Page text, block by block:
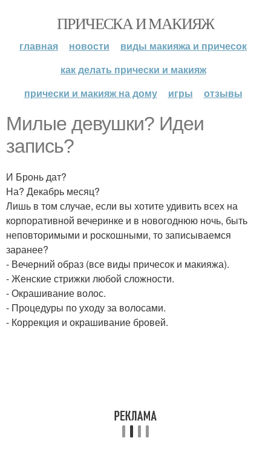
ПРИЧЕСКА И МАКИЯЖ
главная новости
виды макияжа и причесок
как делать прически и макияж
прически и макияж на дому
игры отзывы
Милые девушки? Идеи
запись?
И Бронь дат?
На? Декабрь месяц?
Лишь в том случае, если вы хотите удивить всех на
корпоративной вечеринке и в новогоднюю ночь, быть
неповторимыми и роскошными, то записываемся
заранее?
- Вечерний образ (все виды причесок и макияжа).
- Женские стрижки любой сложности.
- Окрашивание волос.
- Процедуры по уходу за волосами.
- Коррекция и окрашивание бровей.